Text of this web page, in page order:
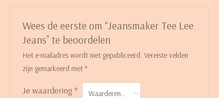
Wees de eerste om “Jeansmaker Tee Lee
Jeans” te beoordelen
Het e-mailadres wordt niet gepubliceerd. Vereiste velden
zijn gemarkeerd met*
Je waardering*